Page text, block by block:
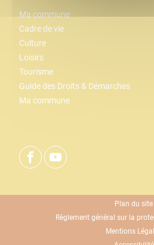
Ma commune
Cadre de vie
Culture
Loisirs
Tourisme
Guide des Droits & Démarches
Ma commune
Plan du site
Règlement général sur la
Mentions